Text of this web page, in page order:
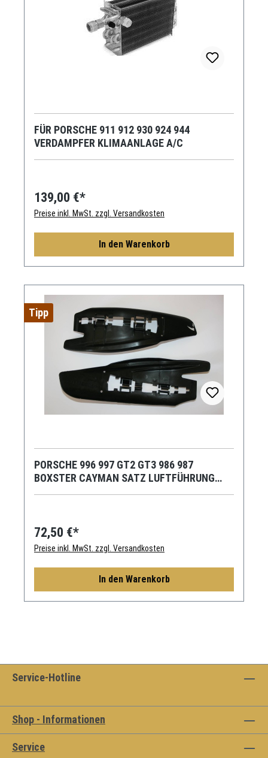
FÜR PORSCHE 911 912 930 924 944
VERDAMPFER KLIMAANLAGE A/C
139,00 €*
Preise inkl. MwSt. zzgl. Versandkosten
In den Warenkorb
Tipp
PORSCHE 996 997 GT2 GT3 986 987
BOXSTER CAYMAN SATZ LUFTFÜHRUNG
72,50 €*
Preise inkl. MwSt. zzgl. Versandkosten
In den Warenkorb
Service-Hotline
Shop - Informationen
Service